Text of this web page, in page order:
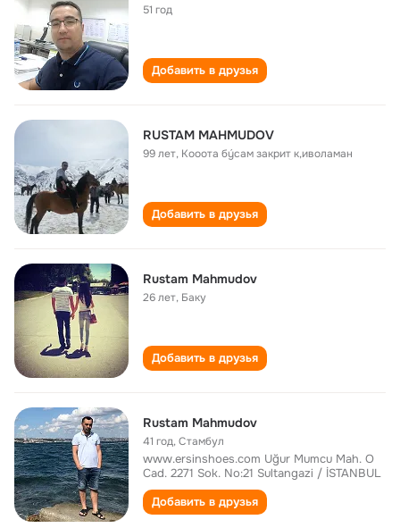
51 год
Добавить в друзья
RUSTAM MAHMUDOV
99 лет, Кооота бýсам закрит к,иволаман
Добавить в друзья
Rustam Mahmudov
26 лет, Баку
Добавить в друзья
Rustam Mahmudov
41 год,Стамбул
www.ersinshoes.com Uğur Mumcu Mah. O
Cad. 2271 Sok. No:21 Sultangazi / İSTANBUL
Добавить в друзья